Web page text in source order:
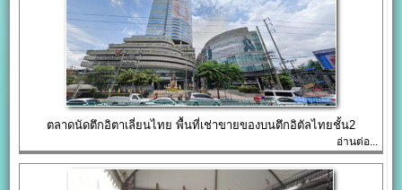
ตลาดนัดตึกอิตาเลี่ยนไทย พื้นที่เช่าขายของบนตึกอิตัลไทยชั้น2
อ่านต่อ...